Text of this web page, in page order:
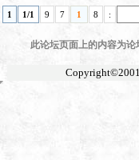
1 1/1 9 7 1 8 :
此论坛页面上的内容为